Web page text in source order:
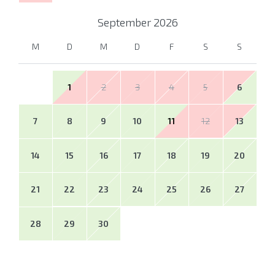
September 2026
M D M D F S S
1 2 3 4 5 6
7 8 9 10 11 12 13
14 15 16 17 18 19 20
21 22 23 24 25 26 27
28 29 30